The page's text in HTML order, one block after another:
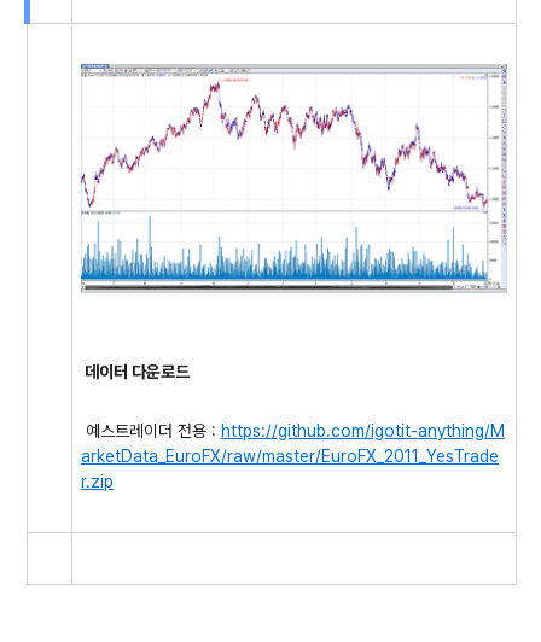
데이터 다운로드
예스트레이더 전용 : https://github.com/igotit-anything/M
arketData_EuroFX/raw/master/EuroFX_2011_YesTrade
r.zip